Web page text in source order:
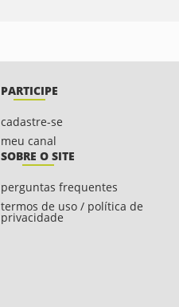
PARTICIPE
cadastre-se
meu canal
SOBRE O SITE
perguntas frequentes
termos de uso / política de
privacidade